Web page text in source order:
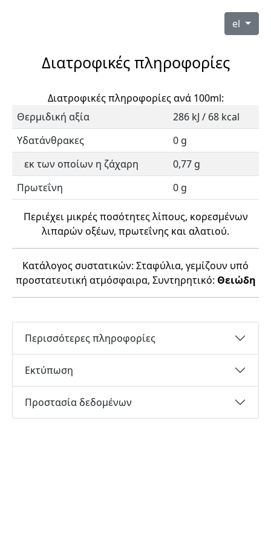
el
Διατροφικές πληροφορίες
Διατροφικές πληροφορίες ανά 100ml:
Θερμιδική αξία
286 kJ / 68 kcal
Υδατάνθρακες
0 g
εκ των οποίων η ζάχαρη
0,77 g
Πρωτεΐνη
0 g
Περιέχει μικρές ποσότητες λίπους, κορεσμένων
λιπαρών οξέων, πρωτεΐνης και αλατιού.
Κατάλογος συστατικών: Σταφύλια, γεμίζουν υπό
προστατευτική ατμόσφαιρα, Συντηρητικό: Θειώδη
Περισσότερες πληροφορίες
Εκτύπωση
Προστασία δεδομένων